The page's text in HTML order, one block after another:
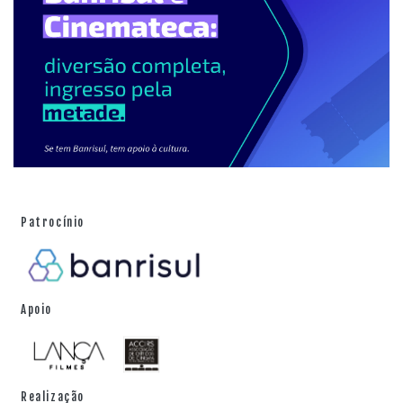
Patrocínio
Apoio
Realização